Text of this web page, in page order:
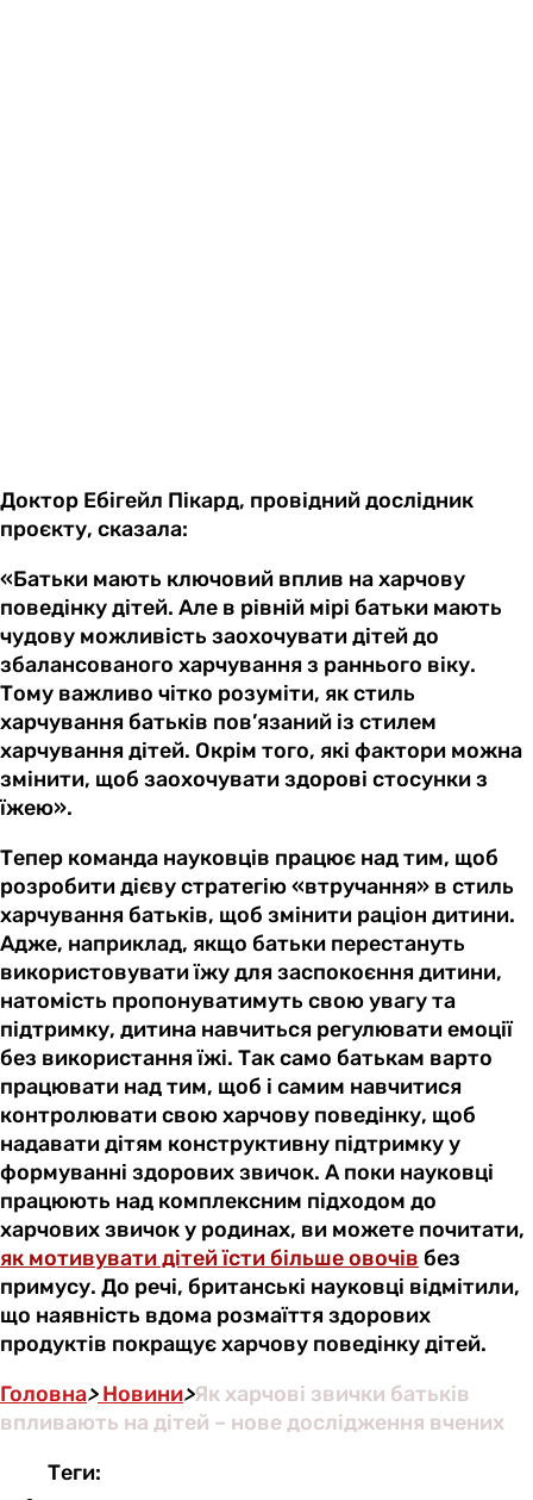
Доктор Ебігейл Пікард, провідний дослідник
проєкту, сказала:
«Батьки мають ключовий вплив на харчову
поведінку дітей. Але в рівній мірі батьки мають
чудову можливість заохочувати дітей до
збалансованого харчування з раннього віку.
Тому важливо чітко розуміти, як стиль
харчування батьків пов’язаний із стилем
харчування дітей. Окрім того, які фактори можна
змінити, щоб заохочувати здорові стосунки з
їжею».
Тепер команда науковців працює над тим, щоб
розробити дієву стратегію «втручання» в стиль
харчування батьків, щоб змінити раціон дитини.
Адже, наприклад, якщо батьки перестануть
використовувати їжу для заспокоєння дитини,
натомість пропонуватимуть свою увагу та
підтримку, дитина навчиться регулювати емоції
без використання їжі. Так само батькам варто
працювати над тим, щоб і самим навчитися
контролювати свою харчову поведінку, щоб
надавати дітям конструктивну підтримку у
формуванні здорових звичок. А поки науковці
працюють над комплексним підходом до
харчових звичок у родинах, ви можете почитати,
як мотивувати дітей їсти більше овочів без
примусу. До речі, британські науковці відмітили,
що наявність вдома розмаїття здорових
продуктів покращує харчову поведінку дітей.
Головна>Новини>Як харчові звички батьків
впливають на дітей – нове дослідження вчених
Теги: